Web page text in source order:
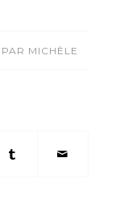
PAR MICHÈLE